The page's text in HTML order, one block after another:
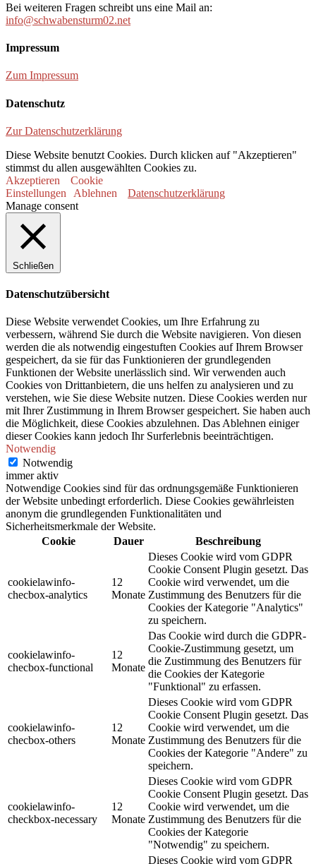
Bei weiteren Fragen schreibt uns eine Mail an:
info@schwabensturm02.net
Impressum
Zum Impressum
Datenschutz
Zur Datenschutzerklärung
Diese Website benutzt Cookies. Durch klicken auf "Akzeptieren"
stimmst du allen ausgewählten Cookies zu.
Akzeptieren
Cookie
Einstellungen
Ablehnen
Datenschutzerklärung
Manage consent
Schließen
Datenschutzübersicht
Diese Website verwendet Cookies, um Ihre Erfahrung zu
verbessern, während Sie durch die Website navigieren. Von diesen
werden die als notwendig eingestuften Cookies auf Ihrem Browser
gespeichert, da sie für das Funktionieren der grundlegenden
Funktionen der Website unerlässlich sind. Wir verwenden auch
Cookies von Drittanbietern, die uns helfen zu analysieren und zu
verstehen, wie Sie diese Website nutzen. Diese Cookies werden nur
mit Ihrer Zustimmung in Ihrem Browser gespeichert. Sie haben auch
die Möglichkeit, diese Cookies abzulehnen. Das Ablehnen einiger
dieser Cookies kann jedoch Ihr Surferlebnis beeinträchtigen.
Notwendig
Notwendig
immer aktiv
Notwendige Cookies sind für das ordnungsgemäße Funktionieren
der Website unbedingt erforderlich. Diese Cookies gewährleisten
anonym die grundlegenden Funktionalitäten und
Sicherheitsmerkmale der Website.
Cookie
Dauer Beschreibung
cookielawinfo-
checbox-analytics
12
Monate
Dieses Cookie wird vom GDPR
Cookie Consent Plugin gesetzt. Das
Cookie wird verwendet, um die
Zustimmung des Benutzers für die
Cookies der Kategorie "Analytics"
zu speichern.
cookielawinfo-
checbox-functional
12
Monate
Das Cookie wird durch die GDPR-
Cookie-Zustimmung gesetzt, um
die Zustimmung des Benutzers für
die Cookies der Kategorie
"Funktional" zu erfassen.
cookielawinfo-
checbox-others
12
Monate
Dieses Cookie wird vom GDPR
Cookie Consent Plugin gesetzt. Das
Cookie wird verwendet, um die
Zustimmung des Benutzers für die
Cookies der Kategorie "Andere" zu
speichern.
cookielawinfo-
checkbox-necessary
12
Monate
Dieses Cookie wird vom GDPR
Cookie Consent Plugin gesetzt. Das
Cookie wird verwendet, um die
Zustimmung des Benutzers für die
Cookies der Kategorie
"Notwendig" zu speichern.
Dieses Cookie wird vom GDPR